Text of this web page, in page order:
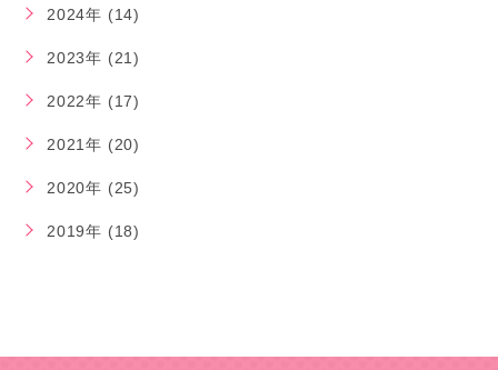
2024年 (14)
2023年 (21)
2022年 (17)
2021年 (20)
2020年 (25)
2019年 (18)